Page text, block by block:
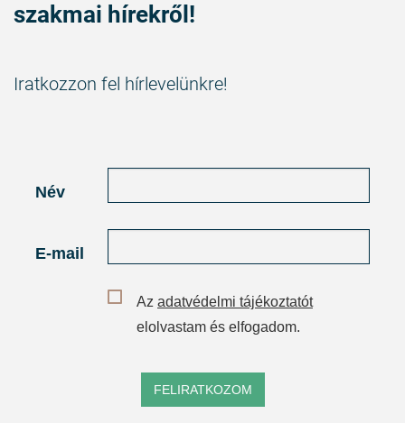
szakmai hírekről!
Iratkozzon fel hírlevelünkre!
Név
E-mail
Az adatvédelmi tájékoztatót
elolvastam és elfogadom.
FELIRATKOZOM